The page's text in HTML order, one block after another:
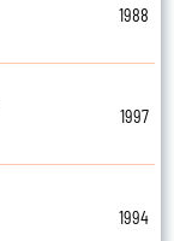
1988
1997
1994